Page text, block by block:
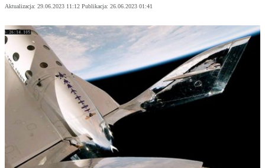
Aktualizacja: 29.06.2023 11:12 Publikacja: 26.06.2023 01:41